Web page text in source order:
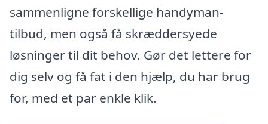
sammenligne forskellige handyman-
tilbud, men også få skræddersyede
løsninger til dit behov. Gør det lettere for
dig selv og få fat i den hjælp, du har brug
for, med et par enkle klik.